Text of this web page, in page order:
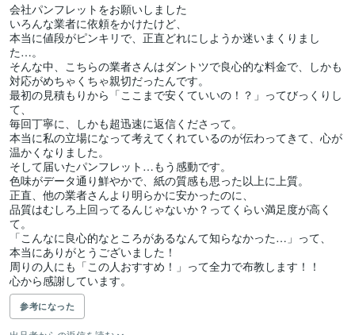
会社パンフレットをお願いしました
いろんな業者に依頼をかけたけど、
本当に値段がピンキリで、正直どれにしようか迷いまくりまし
た…。
そんな中、こちらの業者さんはダントツで良心的な料金で、しかも
対応がめちゃくちゃ親切だったんです。
最初の見積もりから「ここまで安くていいの！？」ってびっくりし
て、
毎回丁寧に、しかも超迅速に返信くださって。
本当に私の立場になって考えてくれているのが伝わってきて、心が
温かくなりました。
そして届いたパンフレット…もう感動です。
色味がデータ通り鮮やかで、紙の質感も思った以上に上質。
正直、他の業者さんより明らかに安かったのに、
品質はむしろ上回ってるんじゃないか？ってくらい満足度が高く
て。
「こんなに良心的なところがあるなんて知らなかった…」って、
本当にありがとうございました！
周りの人にも「この人おすすめ！」って全力で布教します！！
心から感謝しています。
参考になった